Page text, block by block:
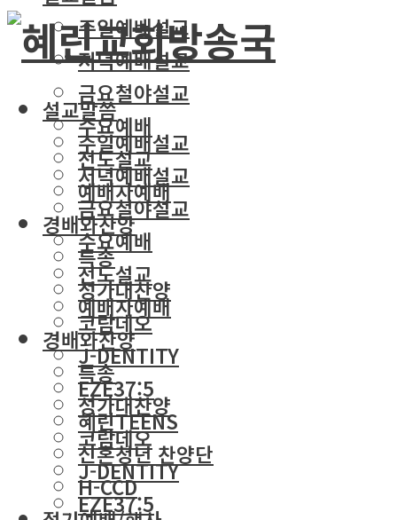
주일예배설교
저녁예배설교
금요철야설교
수요예배
전도설교
예배자예배
경배와찬양
특송
성가대찬양
코람데오
J-DENTITY
EZE37:5
혜린TEENS
신혼청년 찬양단
H-CCD
설교말씀
주일예배설교
저녁예배설교
금요철야설교
수요예배
전도설교
예배자예배
경배와찬양
특송
성가대찬양
코람데오
J-DENTITY
EZE37:5